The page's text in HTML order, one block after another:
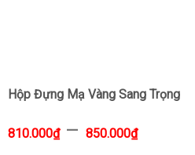
Hộp Đựng Mạ Vàng Sang Trọng
810.000₫– 850.000₫